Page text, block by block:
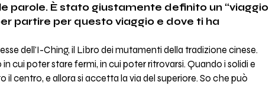
parole. È stato giustamente definito un “viaggio
partire per questo viaggio e dove ti ha
dell'I-Ching, il Libro dei mutamenti della tradizione cinese.
cui poter stare fermi, in cui poter ritrovarsi. Quando i solidi e
centro, e allora si accetta la via del superiore. So che può